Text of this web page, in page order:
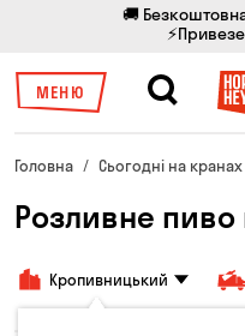
🚚
МЕНЮ
Головна Сьогодні на кранах
Розливне
Кропивницький